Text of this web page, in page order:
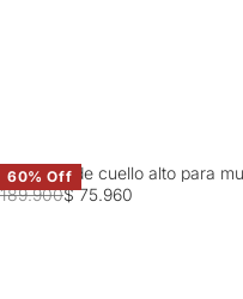
60% Off
tejido de cuello alto para
$ 75.960